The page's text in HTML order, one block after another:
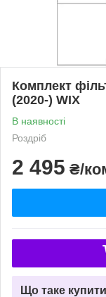
Комплект
(2020-) WIX
В наявності
Роздріб
2 495 ₴/
Що таке